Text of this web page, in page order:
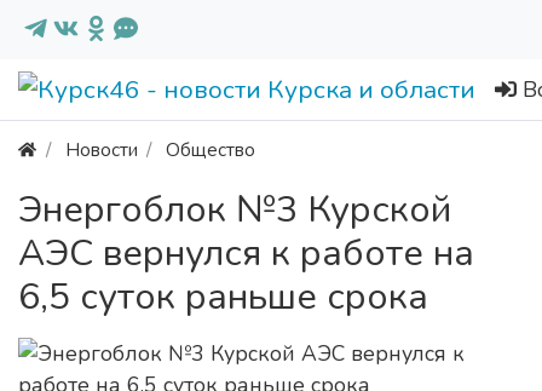
Новости Общество
Энергоблок №3 Курской
АЭС вернулся к работе на
6,5 суток раньше срока